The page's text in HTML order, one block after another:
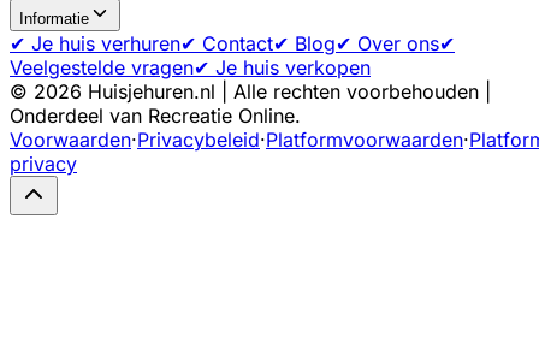
Informatie
✔ Je huis verhuren✔ Contact✔ Blog✔ Over ons✔
Veelgestelde vragen✔ Je huis verkopen
© 2026 Huisjehuren.nl | Alle rechten voorbehouden |
Onderdeel van Recreatie Online.
Voorwaarden·Privacybeleid·Platformvoorwaarden·
privacy